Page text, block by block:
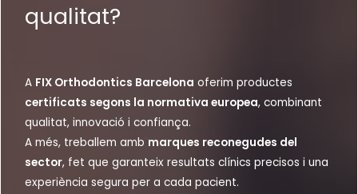
qualitat?
A FIX Orthodontics Barcelona oferim productes
certificats segons la normativa europea, combinant
qualitat, innovació i confiança.
A més, treballem amb marques reconegudes del
sector, fet que garanteix resultats clínics precisos i una
experiència segura per a cada pacient.